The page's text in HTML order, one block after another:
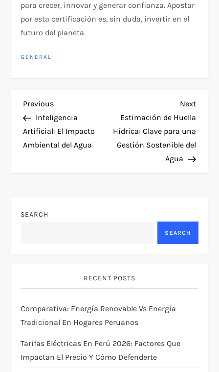
para crecer, innovar y generar confianza. Apostar
por esta certificación es, sin duda, invertir en el
futuro del planeta.
GENERAL
P
o
s
a
g
a
t
i
Previous
Post
Previous
Inteligencia
Artificial: El Impacto
Ambiental del Agua
Next
Post
Next
Estimación de Huella
Hídrica: Clave para una
Gestión Sostenible del
Agua
SEARCH
SEARCH
RECENT POSTS
Comparativa: Energía Renovable Vs Energía
Tradicional En Hogares Peruanos
Tarifas Eléctricas En Perú 2026: Factores Que
Impactan El Precio Y Cómo Defenderte